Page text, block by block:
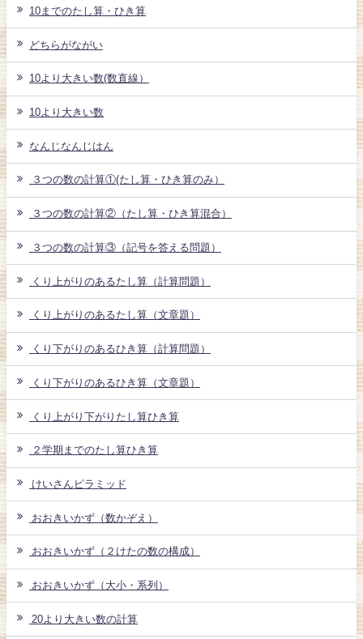
10までのたし算・ひき算
どちらがながい
10より大きい数(数直線）
10より大きい数
なんじなんじはん
３つの数の計算①(たし算・ひき算のみ）
３つの数の計算②（たし算・ひき算混合）
３つの数の計算③（記号を答える問題）
くり上がりのあるたし算（計算問題）
くり上がりのあるたし算（文章題）
くり下がりのあるひき算（計算問題）
くり下がりのあるひき算（文章題）
くり上がり下がりたし算ひき算
２学期までのたし算ひき算
けいさんピラミッド
おおきいかず（数かぞえ）
おおきいかず（２けたの数の構成）
おおきいかず（大小・系列）
20より大きい数の計算